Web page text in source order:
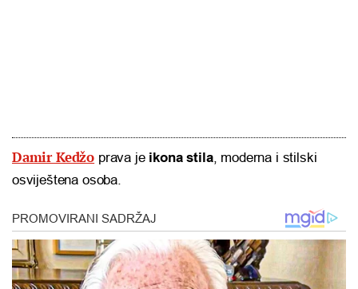
Damir Kedžo prava je ikona stila, moderna i stilski
osviještena osoba.